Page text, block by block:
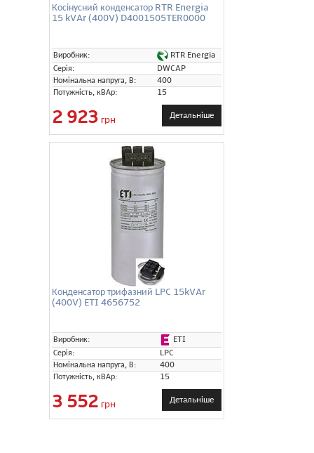
Косінусний конденсатор RTR Energia
15 kVAr (400V) D4001505TER0000
Виробник:
RTR Energia
Серія:
DWCAP
Номінальна напруга, В:
400
Потужність, кВАр:
15
2 923 грн Детальніше
Конденсатор трифазний LPC 15kVAr
(400V) ETI 4656752
Виробник:
ETI
Серія:
LPC
Номінальна напруга, В:
400
Потужність, кВАр:
15
3 552 грн Детальніше